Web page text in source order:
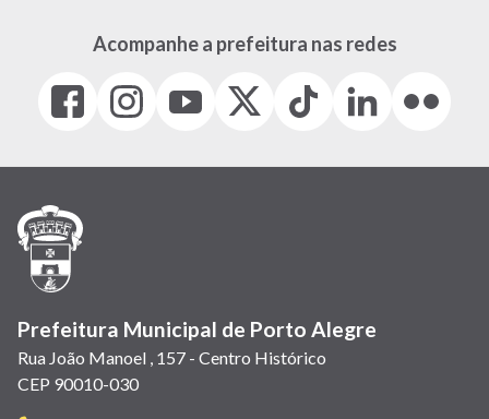
Acompanhe a prefeitura nas redes
Facebook
(link
em
janela)
Instagram
(link
em
(link
em
(Antigo
(link
Tiktok
(link
em
LinkedIn
(link
em
(link
em
Prefeitura Municipal de Porto Alegre
Rua João Manoel , 157 - Centro Histórico
CEP 90010-030